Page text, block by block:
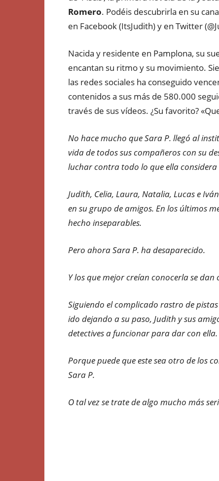
Romero. Podéis descubrirla en su
en Facebook (ItsJudith) y en Twitter
Nacida y residente en Pamplona, su
encantan su ritmo y su movimiento.
las redes sociales ha conseguido
contenidos a sus más de 580.000
través de sus vídeos. ¿Su favorito?
No hace mucho que Sara P. llegó al
vida de todos sus compañeros con su
luchar contra todo lo que ella considera
Judith, Celia, Laura, Natalia, Lucas e
en su grupo de amigos. En los últimos
hecho inseparables.
Pero ahora Sara P. ha desaparecido.
Y los que mejor creían conocerla se
Siguiendo el complicado rastro de
ido dejando a su paso, Judith y sus
detectives a funcionar para dar con ella.
Porque puede que este sea otro de los
Sara P.
O tal vez se trate de algo mucho más